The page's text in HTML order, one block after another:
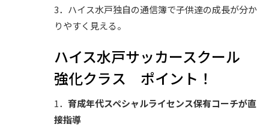
3．ハイス水戸独自の通信簿で子供達の成長が分か
りやすく見える。
ハイス水戸サッカースクール
強化クラス ポイント！
1． 育成年代スペシャルライセンス保有コーチが直
接指導